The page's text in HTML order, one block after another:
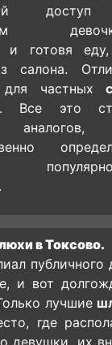
и готовя
салона.
для частных
Все это
в Токсово.
и вот
лучшие
где
девушки, их